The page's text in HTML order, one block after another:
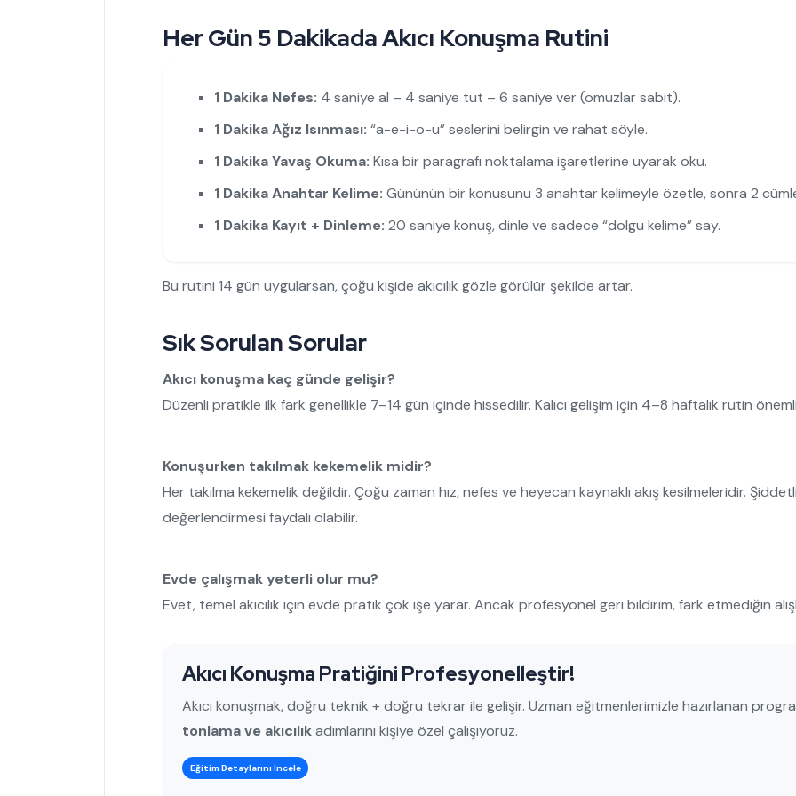
Her Gün 5 Dakikada Akıcı Konuşma Rutini
1 Dakika Nefes: 4 saniye al – 4 saniye tut – 6 saniye ver (omuzlar sabit).
1 Dakika Ağız Isınması: “a-e-i-o-u” seslerini belirgin ve rahat söyle.
1 Dakika Yavaş Okuma: Kısa bir paragrafı noktalama işaretlerine uyarak oku.
1 Dakika Anahtar Kelime: Gününün bir konusunu 3 anahtar kelimeyle özetle, sonra 2
1 Dakika Kayıt + Dinleme: 20 saniye konuş, dinle ve sadece “dolgu kelime” say.
Bu rutini 14 gün uygularsan, çoğu kişide akıcılık gözle görülür şekilde artar.
Sık Sorulan Sorular
Akıcı konuşma kaç günde gelişir?
Düzenli pratikle ilk fark genellikle 7–14 gün içinde hissedilir. Kalıcı gelişim için 4–8 haftalık rutin
Konuşurken takılmak kekemelik midir?
Her takılma kekemelik değildir. Çoğu zaman hız, nefes ve heyecan kaynaklı akış kesilmeleridir.
değerlendirmesi faydalı olabilir.
Evde çalışmak yeterli olur mu?
Evet, temel akıcılık için evde pratik çok işe yarar. Ancak profesyonel geri bildirim, fark etmediğin
Akıcı Konuşma Pratiğini Profesyonelleştir!
Akıcı konuşmak, doğru teknik + doğru tekrar ile gelişir. Uzman eğitmenlerimizle hazırlanan
tonlama ve akıcılıkadımlarını kişiye özel çalışıyoruz.
Eğitim Detaylarını İncele